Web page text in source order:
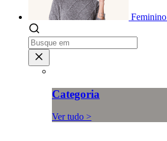
Feminino
Categoria
Ver tudo >